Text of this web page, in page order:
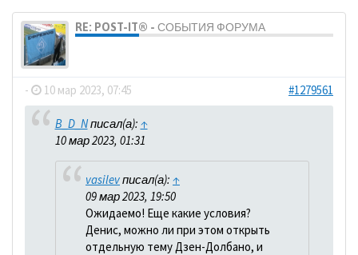
RE: POST-IT® - СОБЫТИЯ ФОРУМА
- 10 мар 2023, 07:45 #1279561
B_D_Nписал(а): ↑
10 мар 2023, 01:31
vasilevписал(а): ↑
09 мар 2023, 19:50
Ожидаемо! Еще какие условия?
Денис, можно ли при этом открыть
отдельную тему Дзен-Долбано, и